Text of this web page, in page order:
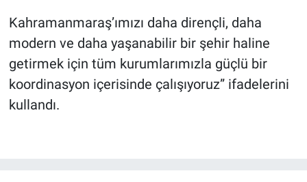
Kahramanmaraş’ımızı daha dirençli, daha
modern ve daha yaşanabilir bir şehir haline
getirmek için tüm kurumlarımızla güçlü bir
koordinasyon içerisinde çalışıyoruz” ifadelerini
kullandı.